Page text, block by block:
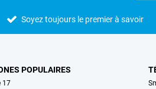
Soyez toujours le premier à savoir
POPULAIRES
17